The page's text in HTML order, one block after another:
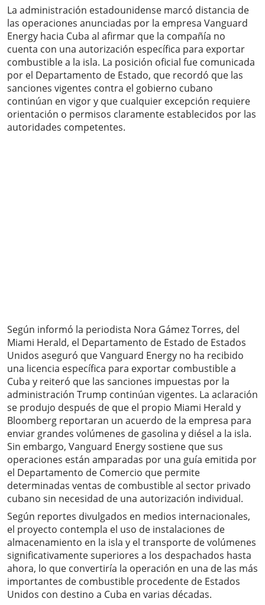
La administración estadounidense marcó distancia de
las operaciones anunciadas por la empresa Vanguard
Energy hacia Cuba al afirmar que la compañía no
cuenta con una autorización específica para exportar
combustible a la isla. La posición oficial fue comunicada
por el Departamento de Estado, que recordó que las
sanciones vigentes contra el gobierno cubano
continúan en vigor y que cualquier excepción requiere
orientación o permisos claramente establecidos por las
autoridades competentes.
Según informó la periodista Nora Gámez Torres, del
Miami Herald, el Departamento de Estado de Estados
Unidos aseguró que Vanguard Energy no ha recibido
una licencia específica para exportar combustible a
Cuba y reiteró que las sanciones impuestas por la
administración Trump continúan vigentes. La aclaración
se produjo después de que el propio Miami Herald y
Bloomberg reportaran un acuerdo de la empresa para
enviar grandes volúmenes de gasolina y diésel a la isla.
Sin embargo, Vanguard Energy sostiene que sus
operaciones están amparadas por una guía emitida por
el Departamento de Comercio que permite
determinadas ventas de combustible al sector privado
cubano sin necesidad de una autorización individual.
Según reportes divulgados en medios internacionales,
el proyecto contempla el uso de instalaciones de
almacenamiento en la isla y el transporte de volúmenes
significativamente superiores a los despachados hasta
ahora, lo que convertiría la operación en una de las más
importantes de combustible procedente de Estados
Unidos con destino a Cuba en varias décadas.